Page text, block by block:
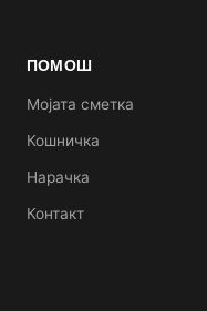
ПОМОШ
Мојата сметка
Кошничка
Нарачка
Контакт